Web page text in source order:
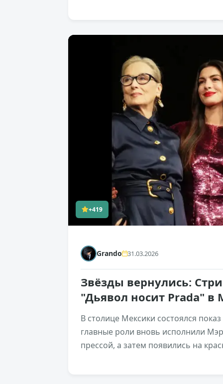
+419
Grando 31.03.2026
Звёзды вернулись:
"Дьявол носит Prada"
В столице Мексики состоялся
главные роли вновь исполнили
прессой, а затем появились на